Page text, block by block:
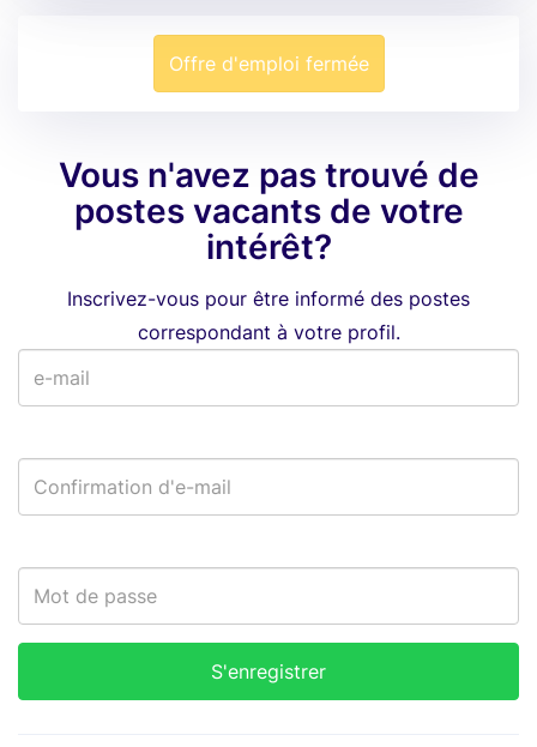
Offre d'emploi fermée
Vous n'avez pas trouvé de
postes vacants de votre
intérêt?
Inscrivez-vous pour être informé des postes
correspondant à votre profil.